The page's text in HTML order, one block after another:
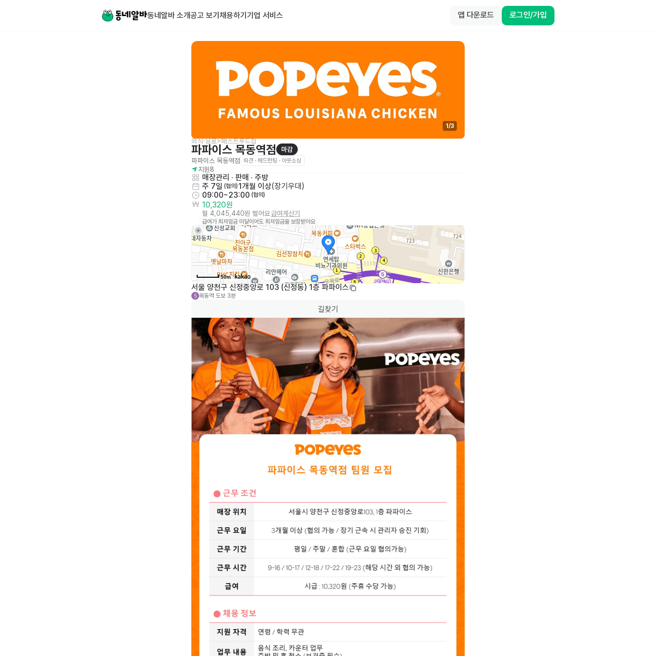
동네알바 소개공고 보기 채용하기 기업 서비스 앱 다운로드 로그인/가입
1/3
외식·음료>패스트푸드점
파파이스 목동역점
마감
파파이스 목동역점 파견 · 헤드헌팅 · 아웃소싱
지원8
매장관리 · 판매 · 주방
주 7일 (협의) 1개월 이상(장기우대 )
09:00~23:00 (협의)
10,320원
월 4,045,440원 벌어요급여계산기
급여가 최저임금 미달이어도 최저임금을 보장받아요
50m
서울 양천구 신정중앙로 103 (신정동) 1층 파파이스
5 목동역 도보 3분
길찾기